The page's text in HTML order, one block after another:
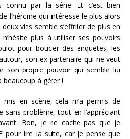
connu par la série. Et c’est bien
l’héroïne qui intéresse le plus alors
vies semble s’effriter de plus en
plus à utiliser ses pouvoirs
pour boucler des enquêtes, les
son ex-partenaire qui ne veut
son propre pouvoir qui semble lui
beaucoup à gérer !
en scène, cela m’a permis de
sans problème, tout en l’appréciant
je ne cache pas que je
pour lire la suite, car je pense que